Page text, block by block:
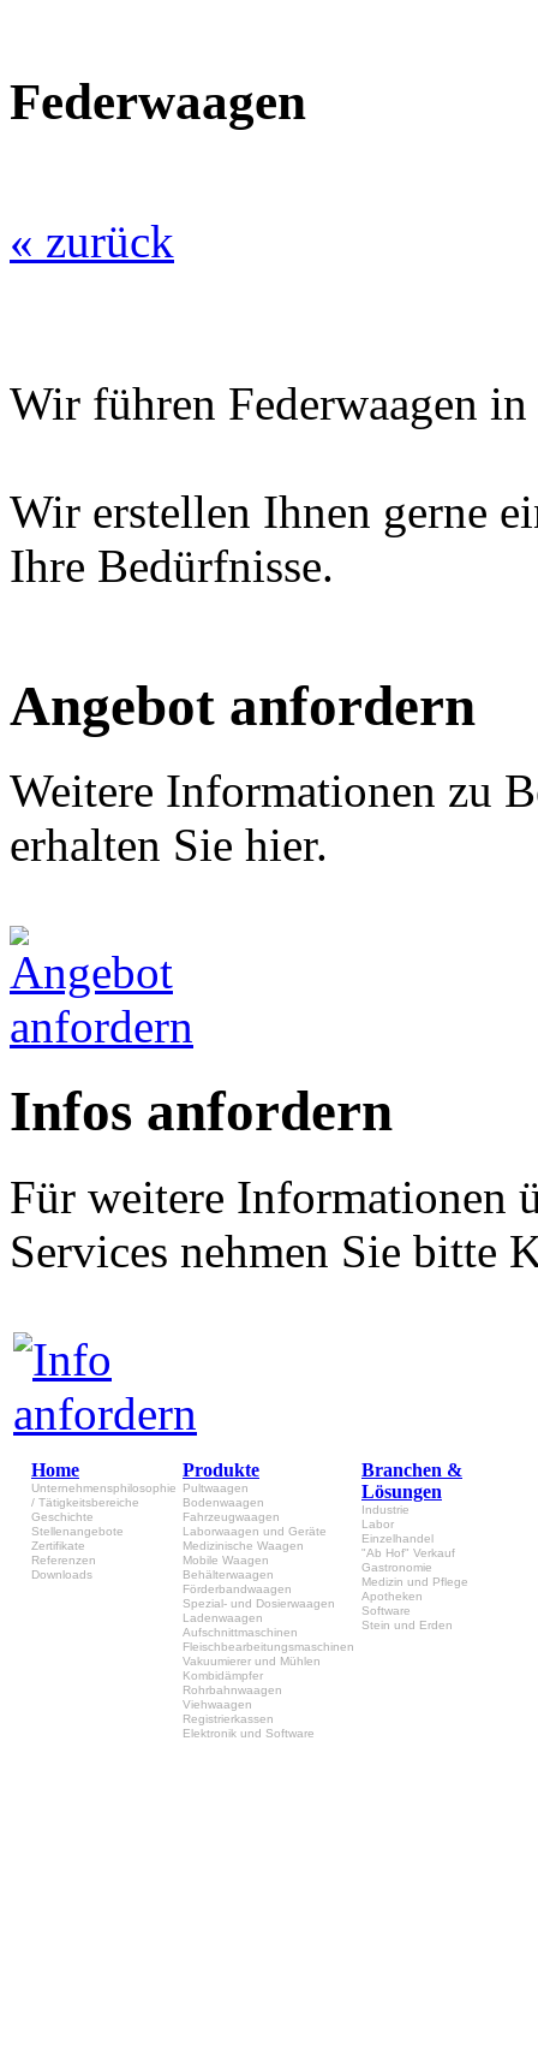
Federwaagen
« zurück
Wir führen Federwaagen
Wir erstellen Ihnen gerne
Ihre Bedürfnisse.
Angebot anfordern
Weitere Informationen zu
erhalten Sie hier.
Infos anfordern
Für weitere Informationen
Services nehmen Sie bitte
Home
Unternehmensphilosophie
/ Tätigkeitsbereiche
Geschichte
Stellenangebote
Zertifikate
Referenzen
Downloads
Produkte
Pultwaagen
Bodenwaagen
Fahrzeugwaagen
Laborwaagen und Geräte
Medizinische Waagen
Mobile Waagen
Behälterwaagen
Förderbandwaagen
Spezial- und Dosierwaagen
Ladenwaagen
Aufschnittmaschinen
Fleischbearbeitungsmaschinen
Vakuumierer und Mühlen
Kombidämpfer
Rohrbahnwaagen
Viehwaagen
Registrierkassen
Elektronik und Software
Branchen &
Lösungen
Industrie
Labor
Einzelhandel
"Ab Hof" Verkauf
Gastronomie
Medizin und Pflege
Apotheken
Software
Stein und Erden